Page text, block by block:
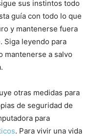
sus instintos todo
guía con todo lo que
y mantenerse fuera
Siga leyendo para
mantenerse a salvo
otras medidas para
de seguridad de
para
. Para vivir una vida